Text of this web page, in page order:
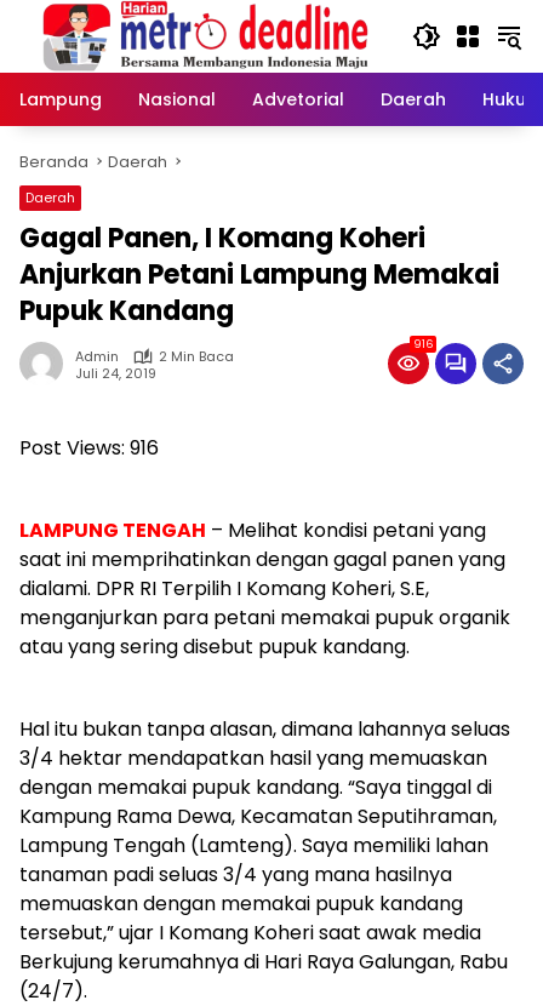
Langsung
konten
Lampung
Nasional Advetorial Daerah Hukum
Beranda Daerah
Daerah
Gagal Panen, I Komang Koheri
Anjurkan Petani Lampung Memakai
Pupuk Kandang
Admin
2 Min Baca
Juli 24, 2019
916
Post Views: 916
LAMPUNG TENGAH – Melihat kondisi petani yang
saat ini memprihatinkan dengan gagal panen yang
dialami. DPR RI Terpilih I Komang Koheri, S.E,
menganjurkan para petani memakai pupuk organik
atau yang sering disebut pupuk kandang.
Hal itu bukan tanpa alasan, dimana lahannya seluas
3/4 hektar mendapatkan hasil yang memuaskan
dengan memakai pupuk kandang. “Saya tinggal di
Kampung Rama Dewa, Kecamatan Seputihraman,
Lampung Tengah (Lamteng). Saya memiliki lahan
tanaman padi seluas 3/4 yang mana hasilnya
memuaskan dengan memakai pupuk kandang
tersebut,” ujar I Komang Koheri saat awak media
Berkujung kerumahnya di Hari Raya Galungan, Rabu
(24/7).